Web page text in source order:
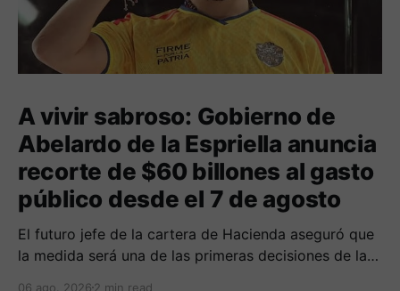
A vivir sabroso: Gobierno de
Abelardo de la Espriella anuncia
recorte de $60 billones al gasto
público desde el 7 de agosto
El futuro jefe de la cartera de Hacienda aseguró que
la medida será una de las primeras decisiones de la
06 ago. 2026 2 min read